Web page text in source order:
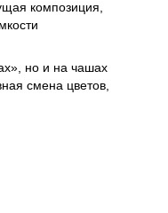
композиция,
но и на чашах
смена цветов,